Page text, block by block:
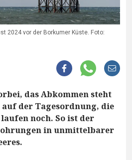
2024 vor der Borkumer Küste. Foto:
das Abkommen steht
der Tagesordnung, die
noch. So ist der
in unmittelbarer